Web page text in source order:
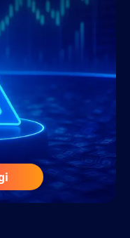
e
contenuti ad
gli ultimi
di Google.
inglese e
la sua
siti web
strategie di
la portata